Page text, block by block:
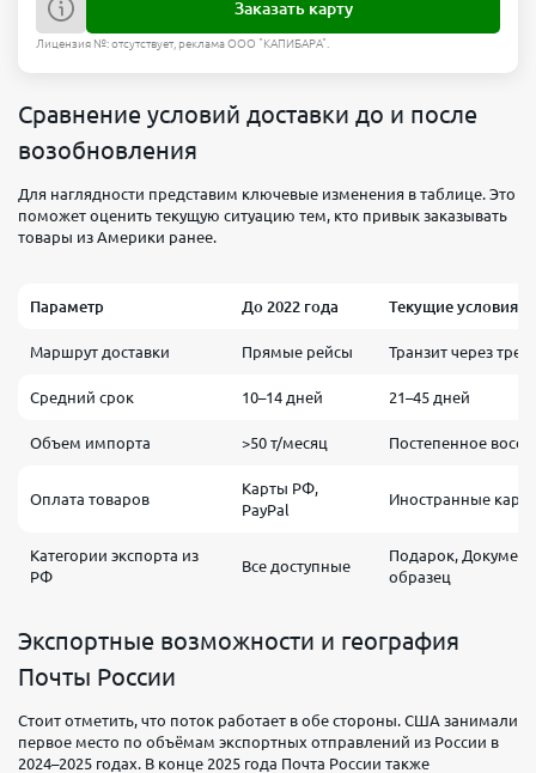
Заказать карту
Лицензия №: отсутствует, реклама ООО "КАПИБАРА".
Сравнение условий доставки до и после
возобновления
Для наглядности представим ключевые изменения в таблице. Это
поможет оценить текущую ситуацию тем, кто привык заказывать
товары из Америки ранее.
Параметр До 2022 года Текущие условия
Маршрут доставки Прямые рейсы Транзит через
Средний срок 10–14 дней 21–45 дней
Объем импорта >50 т/месяц Постепенное
Оплата товаров
Карты РФ,
PayPal
Иностранные
Категории экспорта из
РФ
Все доступные
Подарок,
образец
Экспортные возможности и география
Почты России
Стоит отметить, что поток работает в обе стороны. США занимали
первое место по объёмам экспортных отправлений из России в
2024–2025 годах. В конце 2025 года Почта России также